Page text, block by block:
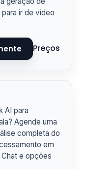
ir de vídeo
Preços
AI para
Agende uma
completa do
em
e opções